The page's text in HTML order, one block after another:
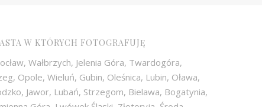
W KTÓRYCH FOTOGRAFUJĘ
Wałbrzych, Jelenia Góra, Twardogóra,
Opole, Wieluń, Gubin, Oleśnica, Lubin, Oława,
Jawor, Lubań, Strzegom, Bielawa, Bogatynia,